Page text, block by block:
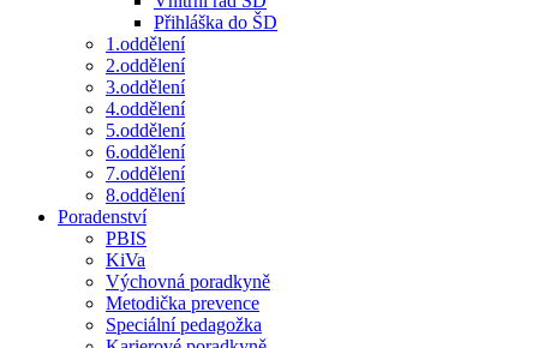
Přihláška do ŠD
1.oddělení
2.oddělení
3.oddělení
4.oddělení
5.oddělení
6.oddělení
7.oddělení
8.oddělení
Poradenství
PBIS
KiVa
Výchovná poradkyně
Metodička prevence
Speciální pedagožka